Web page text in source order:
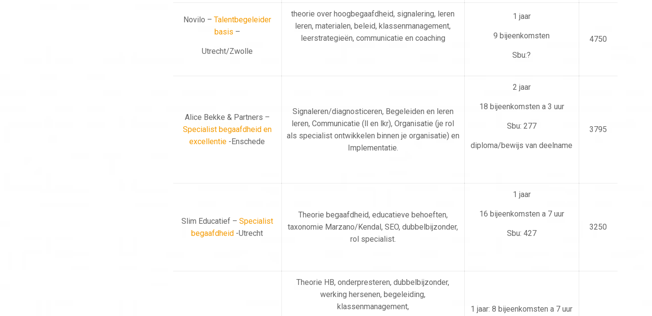
Novilo – Talentbegeleider
basis –
Utrecht/Zwolle
theorie over hoogbegaafdheid, signalering, leren
leren, materialen, beleid, klassenmanagement,
leerstrategieën, communicatie en coaching
1 jaar
9 bijeenkomsten
Sbu:?
4750
Alice Bekke & Partners –
Specialist begaafdheid en
excellentie -Enschede
Signaleren/diagnosticeren, Begeleiden en leren
leren, Communicatie (ll en lkr), Organisatie (je rol
als specialist ontwikkelen binnen je organisatie) en
Implementatie.
2 jaar
18 bijeenkomsten a 3 uur
Sbu: 277
diploma/bewijs van deelname
3795
Slim Educatief – Specialist
begaafdheid -Utrecht
Theorie begaafdheid, educatieve behoeften,
taxonomie Marzano/Kendal, SEO, dubbelbijzonder,
rol specialist.
1 jaar
16 bijeenkomsten a 7 uur
Sbu: 427
3250
Theorie HB, onderpresteren, dubbelbijzonder,
werking hersenen, begeleiding,
klassenmanagement,
1 jaar: 8 bijeenkomsten a 7 uur